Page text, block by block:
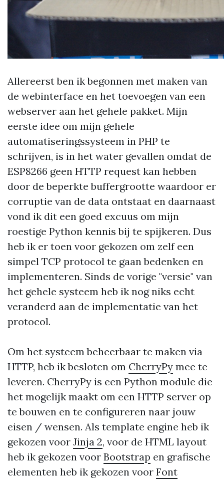
Allereerst ben ik begonnen met maken van
de webinterface en het toevoegen van een
webserver aan het gehele pakket. Mijn
eerste idee om mijn gehele
automatiseringssysteem in PHP te
schrijven, is in het water gevallen omdat de
ESP8266 geen HTTP request kan hebben
door de beperkte buffergrootte waardoor er
corruptie van de data ontstaat en daarnaast
vond ik dit een goed excuus om mijn
roestige Python kennis bij te spijkeren. Dus
heb ik er toen voor gekozen om zelf een
simpel TCP protocol te gaan bedenken en
implementeren. Sinds de vorige "versie" van
het gehele systeem heb ik nog niks echt
veranderd aan de implementatie van het
protocol.
Om het systeem beheerbaar te maken via
HTTP, heb ik besloten om CherryPy mee te
leveren. CherryPy is een Python module die
het mogelijk maakt om een HTTP server op
te bouwen en te configureren naar jouw
eisen / wensen. Als template engine heb ik
gekozen voor Jinja 2, voor de HTML layout
heb ik gekozen voor Bootstrap en grafische
elementen heb ik gekozen voor Font